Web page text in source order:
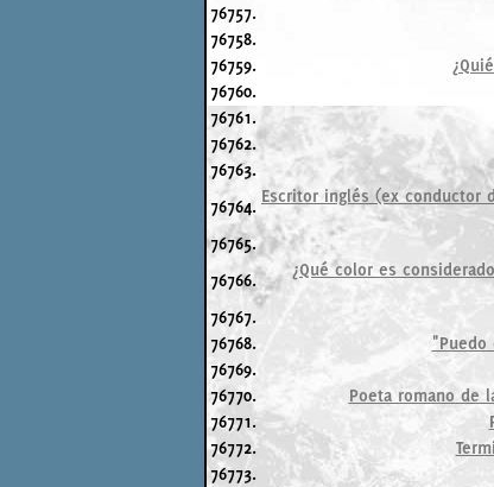
76757.
76758.
76759.
76760.
76761.
76762.
76763.
76764. Escritor inglés (ex conductor
76765.
76766.
¿Qué color es
76767.
76768.
"Puedo
76769.
76770.
Poeta romano de
76771.
76772.
76773.